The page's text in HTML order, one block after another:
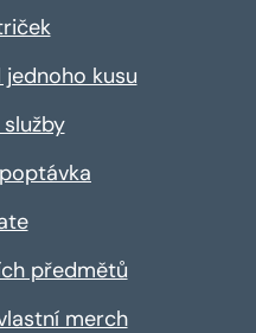
kusu
předmětů
merch